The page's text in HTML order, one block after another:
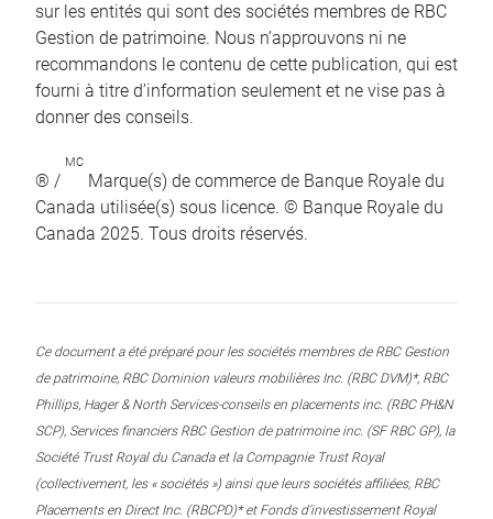
sur les entités qui sont des sociétés membres de RBC
Gestion de patrimoine. Nous n’approuvons ni ne
recommandons le contenu de cette publication, qui est
fourni à titre d’information seulement et ne vise pas à
donner des conseils.
® /
MC
Marque(s) de commerce de Banque Royale du
Canada utilisée(s) sous licence. © Banque Royale du
Canada 2025. Tous droits réservés.
Ce document a été préparé pour les sociétés membres de RBC Gestion
de patrimoine, RBC Dominion valeurs mobilières Inc. (RBC DVM)*, RBC
Phillips, Hager & North Services-conseils en placements inc. (RBC PH&N
SCP), Services financiers RBC Gestion de patrimoine inc. (SF RBC GP), la
Société Trust Royal du Canada et la Compagnie Trust Royal
(collectivement, les « sociétés ») ainsi que leurs sociétés affiliées, RBC
Placements en Direct Inc. (RBCPD)* et Fonds d’investissement Royal